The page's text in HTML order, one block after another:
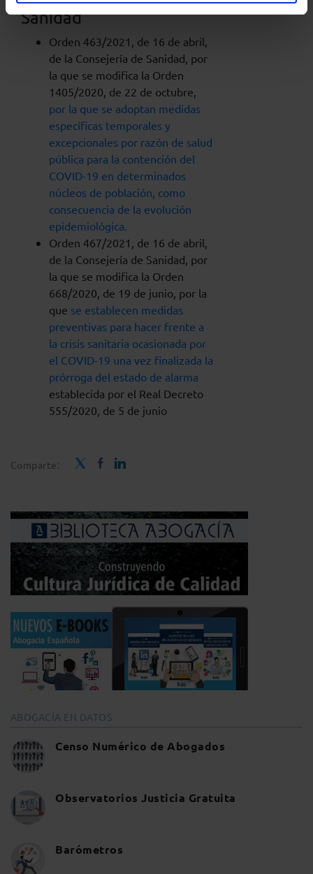
Sanidad
Orden 463/2021, de 16 de abril,
de la Consejería de Sanidad, por
la que se modifica la Orden
1405/2020, de 22 de octubre,
por la que se adoptan medidas
específicas temporales y
excepcionales por razón de salud
pública para la contención del
COVID-19 en determinados
núcleos de población, como
consecuencia de la evolución
epidemiológica.
Orden 467/2021, de 16 de abril,
de la Consejería de Sanidad, por
la que se modifica la Orden
668/2020, de 19 de junio, por la
que se establecen medidas
preventivas para hacer frente a
la crisis sanitaria ocasionada por
el COVID-19 una vez finalizada la
prórroga del estado de alarma
establecida por el Real Decreto
555/2020, de 5 de junio
Comparte:
ABOGACÍA EN DATOS
Censo Numérico de Abogados
Observatorios Justicia Gratuita
Barómetros